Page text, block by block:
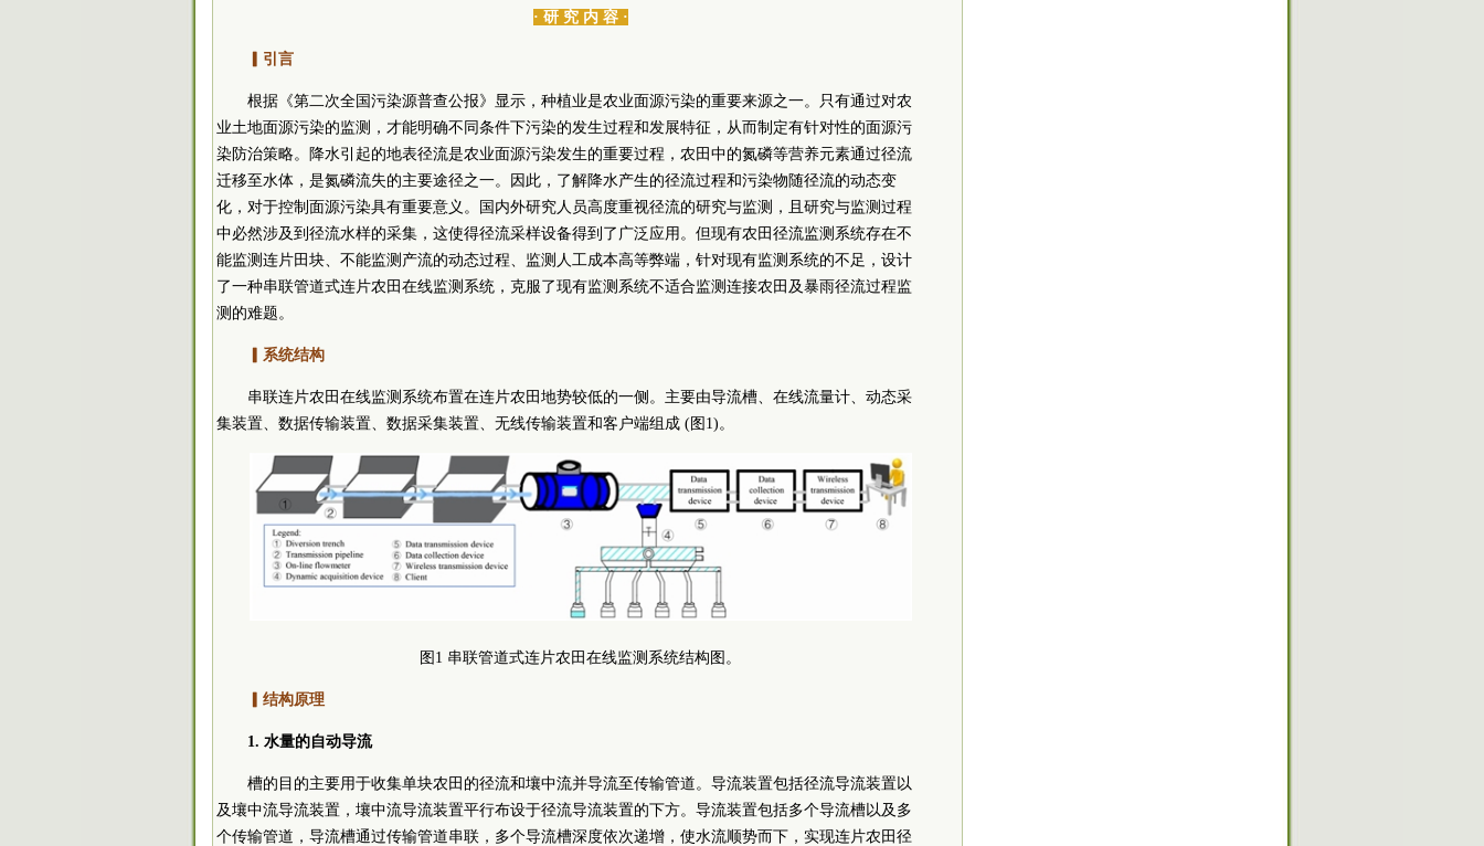
· 研 究 内 容 ·
▎引言
根据《第二次全国污染源普查公报》显示，种植业是农业面源污染的重要来源之一。只有通过对农
业土地面源污染的监测，才能明确不同条件下污染的发生过程和发展特征，从而制定有针对性的面源污
染防治策略。降水引起的地表径流是农业面源污染发生的重要过程，农田中的氮磷等营养元素通过径流
迁移至水体，是氮磷流失的主要途径之一。因此，了解降水产生的径流过程和污染物随径流的动态变
化，对于控制面源污染具有重要意义。国内外研究人员高度重视径流的研究与监测，且研究与监测过程
中必然涉及到径流水样的采集，这使得径流采样设备得到了广泛应用。但现有农田径流监测系统存在不
能监测连片田块、不能监测产流的动态过程、监测人工成本高等弊端，针对现有监测系统的不足，设计
了一种串联管道式连片农田在线监测系统，克服了现有监测系统不适合监测连接农田及暴雨径流过程监
测的难题。
▎系统结构
串联连片农田在线监测系统布置在连片农田地势较低的一侧。主要由导流槽、在线流量计、动态采
集装置、数据传输装置、数据采集装置、无线传输装置和客户端组成 (图1)。
图1 串联管道式连片农田在线监测系统结构图。
▎结构原理
1. 水量的自动导流
槽的目的主要用于收集单块农田的径流和壤中流并导流至传输管道。导流装置包括径流导流装置以
及壤中流导流装置，壤中流导流装置平行布设于径流导流装置的下方。导流装置包括多个导流槽以及多
个传输管道，导流槽通过传输管道串联，多个导流槽深度依次递增，使水流顺势而下，实现连片农田径